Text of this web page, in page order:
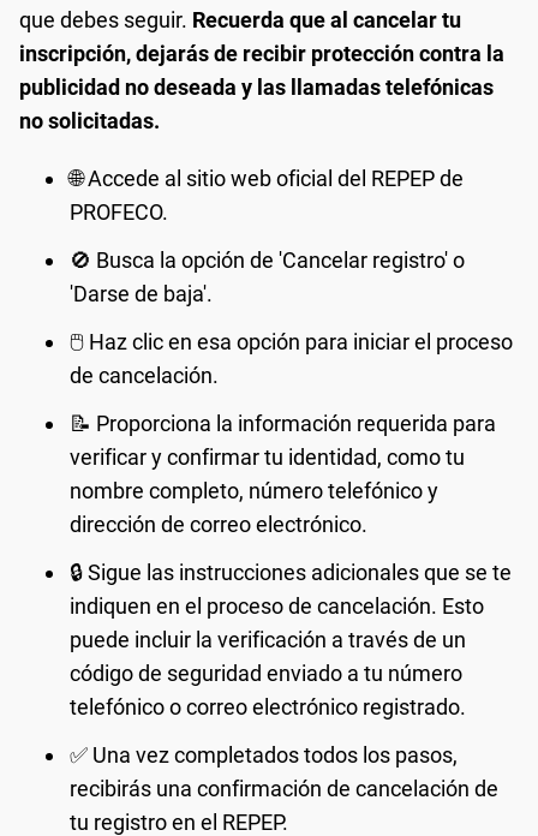
que debes seguir. Recuerda que al cancelar tu
inscripción, dejarás de recibir protección contra la
publicidad no deseada y las llamadas telefónicas
no solicitadas.
🌐 Accede al sitio web oficial del REPEP de
PROFECO.
🚫 Busca la opción de 'Cancelar registro' o
'Darse de baja'.
🖱️ Haz clic en esa opción para iniciar el proceso
de cancelación.
📝 Proporciona la información requerida para
verificar y confirmar tu identidad, como tu
nombre completo, número telefónico y
dirección de correo electrónico.
🔒 Sigue las instrucciones adicionales que se te
indiquen en el proceso de cancelación. Esto
puede incluir la verificación a través de un
código de seguridad enviado a tu número
telefónico o correo electrónico registrado.
✅ Una vez completados todos los pasos,
recibirás una confirmación de cancelación de
tu registro en el REPEP.